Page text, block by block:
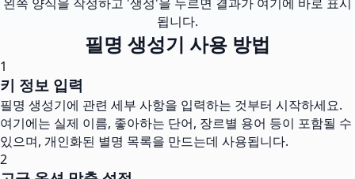
됩니다.
필명 생성기 사용 방법
1
키 정보 입력
필명 생성기에 관련 세부 사항을 입력하는 것부터 시작하세요.
여기에는 실제 이름, 좋아하는 단어, 장르별 용어 등이 포함될 수
있으며, 개인화된 별명 목록을 만드는데 사용됩니다.
2